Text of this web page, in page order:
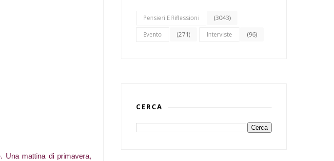
Una mattina di primavera,
Pensieri E Riflessioni (3043)
Evento (271) Interviste (96)
CERCA